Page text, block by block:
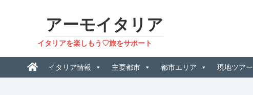
アーモイタリア
イタリアを楽しもう♡旅をサポート
イタリア情報 主要都市 都市エリア 現地ツアー